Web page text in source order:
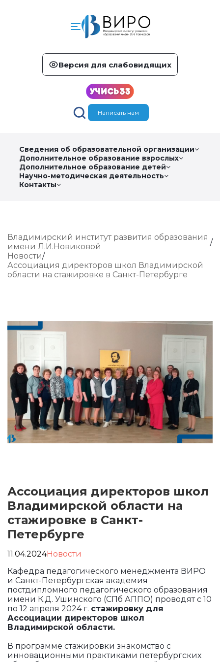
Версия для слабовидящих
Написать нам
Сведения об образовательной организации
Дополнительное образование взрослых
Дополнительное образование детей
Научно-методическая деятельность
Контакты
Владимирский институт развития образования
имени Л.И.Новиковой
Новости
Ассоциация директоров школ Владимирской
области на стажировке в Санкт-Петербурге
Ассоциация директоров школ
Владимирской области на
стажировке в Санкт-
Петербурге
11.04.2024Новости
Кафедра педагогического менеджмента ВИРО
и Санкт-Петербургская академия
постдипломного педагогического образования
имени К.Д. Ушинского (СПб АППО) проводят с 10
по 12 апреля 2024 г. стажировку для
Ассоциации директоров школ
Владимирской области.
В программе стажировки знакомство с
инновационными практиками петербургских